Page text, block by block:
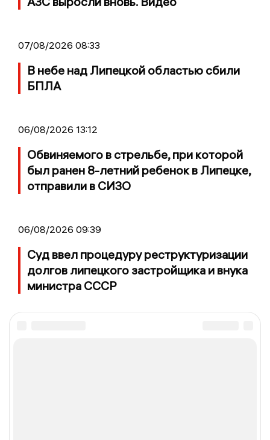
07/08/2026 08:33
В небе над Липецкой областью сбили
БПЛА
06/08/2026 13:12
Обвиняемого в стрельбе, при которой
был ранен 8-летний ребенок в Липецке,
отправили в СИЗО
06/08/2026 09:39
Суд ввел процедуру реструктуризации
долгов липецкого застройщика и внука
министра СССР